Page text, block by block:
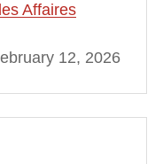
Affaires
12, 2026